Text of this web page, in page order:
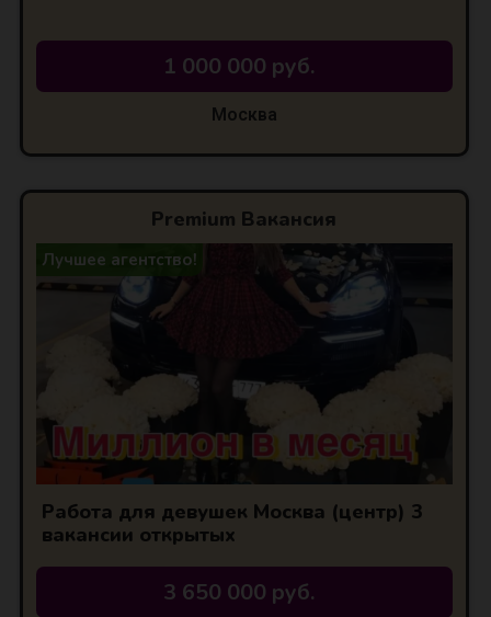
1 000 000 руб.
Москва
Premium Вакансия
Лучшее агентство!
Работа для девушек Москва (центр) 3
вакансии открытых
3 650 000 руб.